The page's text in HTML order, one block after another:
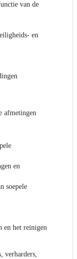
van de
en
afmetingen
en
soepele
en het reinigen
verharders,